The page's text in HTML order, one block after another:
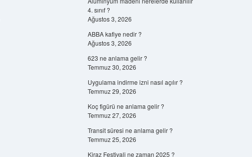
4. sınıf ?
Ağustos 3, 2026
ABBA kafiye nedir ?
Ağustos 3, 2026
623 ne anlama gelir ?
Temmuz 30, 2026
Uygulama indirme izni nasıl açılır ?
Temmuz 29, 2026
Koç figürü ne anlama gelir ?
Temmuz 27, 2026
Transit süresi ne anlama gelir ?
Temmuz 25, 2026
Kiraz Festivali ne zaman 2025 ?